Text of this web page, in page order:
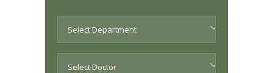
Select Department
Select Doctor